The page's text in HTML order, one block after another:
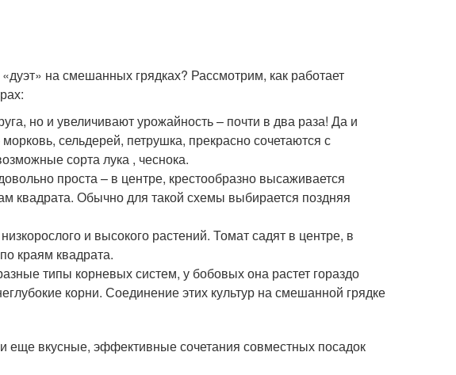
на смешанных грядках? Рассмотрим, как работает
но и увеличивают урожайность – почти в два раза! Да и
сельдерей, петрушка, прекрасно сочетаются с
сорта лука , чеснока.
проста – в центре, крестообразно высаживается
квадрата. Обычно для такой схемы выбирается поздняя
и высокого растений. Томат садят в центре, в
краям квадрата.
типы корневых систем, у бобовых она растет гораздо
корни. Соединение этих культур на смешанной грядке
вкусные, эффективные сочетания совместных посадок